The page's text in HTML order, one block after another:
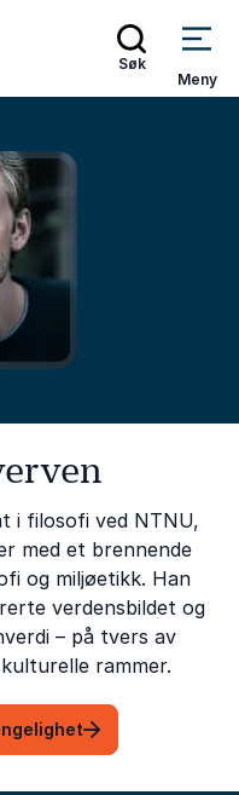
Søk
Meny
i filosofi ved NTNU,
med et brennende
og miljøetikk. Han
verdensbildet og
– på tvers av
rammer.